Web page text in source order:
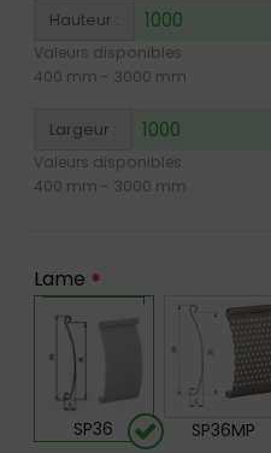
Hauteur :
Valeurs disponibles :
400 mm - 3000 mm
Largeur :
Valeurs disponibles :
400 mm - 3000 mm
Lame *
SP36 SP36MP